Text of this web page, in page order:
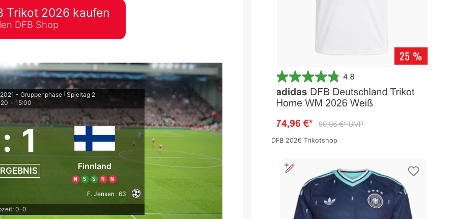
Excel – kostenlos
automatisch ausfüllen
Trikot 2026 kaufen
DFB Shop
- Gruppenphase
Spieltag 2
- 15:00
: 1
Finnland
N S S N N
F. Jensen
63'
0-0
DFB 2026 Trikotshop